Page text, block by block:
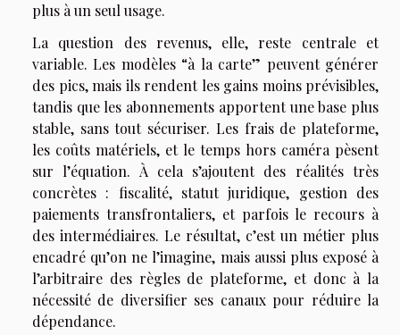
plus à un seul usage.
La question des revenus, elle, reste centrale et
variable. Les modèles “à la carte” peuvent générer
des pics, mais ils rendent les gains moins prévisibles,
tandis que les abonnements apportent une base plus
stable, sans tout sécuriser. Les frais de plateforme,
les coûts matériels, et le temps hors caméra pèsent
sur l’équation. À cela s’ajoutent des réalités très
concrètes : fiscalité, statut juridique, gestion des
paiements transfrontaliers, et parfois le recours à
des intermédiaires. Le résultat, c’est un métier plus
encadré qu’on ne l’imagine, mais aussi plus exposé à
l’arbitraire des règles de plateforme, et donc à la
nécessité de diversifier ses canaux pour réduire la
dépendance.